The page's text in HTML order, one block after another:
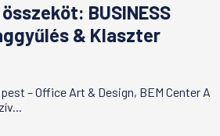
BUSINESS
& Klaszter
– Office Art & Design, BEM Center A